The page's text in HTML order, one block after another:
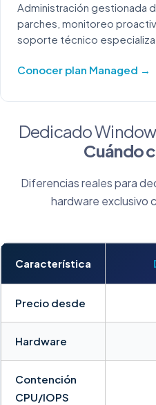
Administración gestionada
parches, monitoreo
soporte técnico
Conocer plan Managed →
Dedicado
Cuándo
Diferencias reales para
hardware exclusivo
Característica
Precio desde
Hardware
Contención
CPU/IOPS